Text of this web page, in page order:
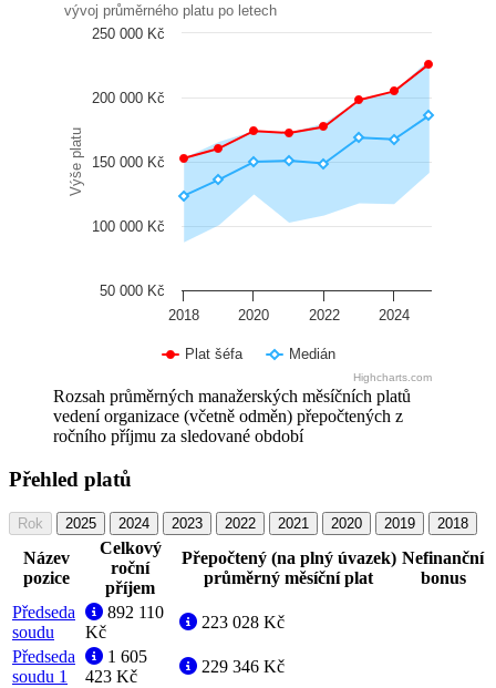
Výše platu
vývoj průměrného platu po letech
Plat šéfa Medián
2018 2020 2022 2024
50 000 Kč
100 000 Kč
150 000 Kč
200 000 Kč
250 000 Kč
Highcharts.com
Rozsah průměrných manažerských měsíčních platů
vedení organizace (včetně odměn) přepočtených z
ročního příjmu za sledované období
Přehled platů
Rok 2025 2024 2023 2022 2021 2020 2019 2018
Název
pozice
Celkový
roční
příjem
Přepočtený (na plný úvazek)
průměrný měsíční plat
Nefinanční
bonus
Předseda
soudu
892 110
Kč
223 028 Kč
Předseda
soudu 1
1 605
423 Kč
229 346 Kč